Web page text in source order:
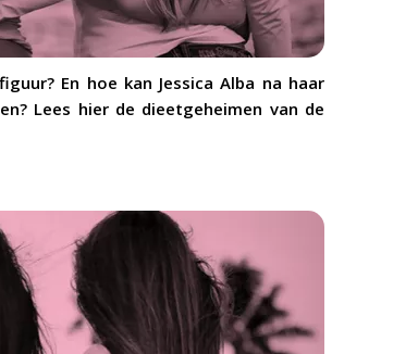
En hoe kan Jessica Alba na haar
Lees hier de dieetgeheimen van de